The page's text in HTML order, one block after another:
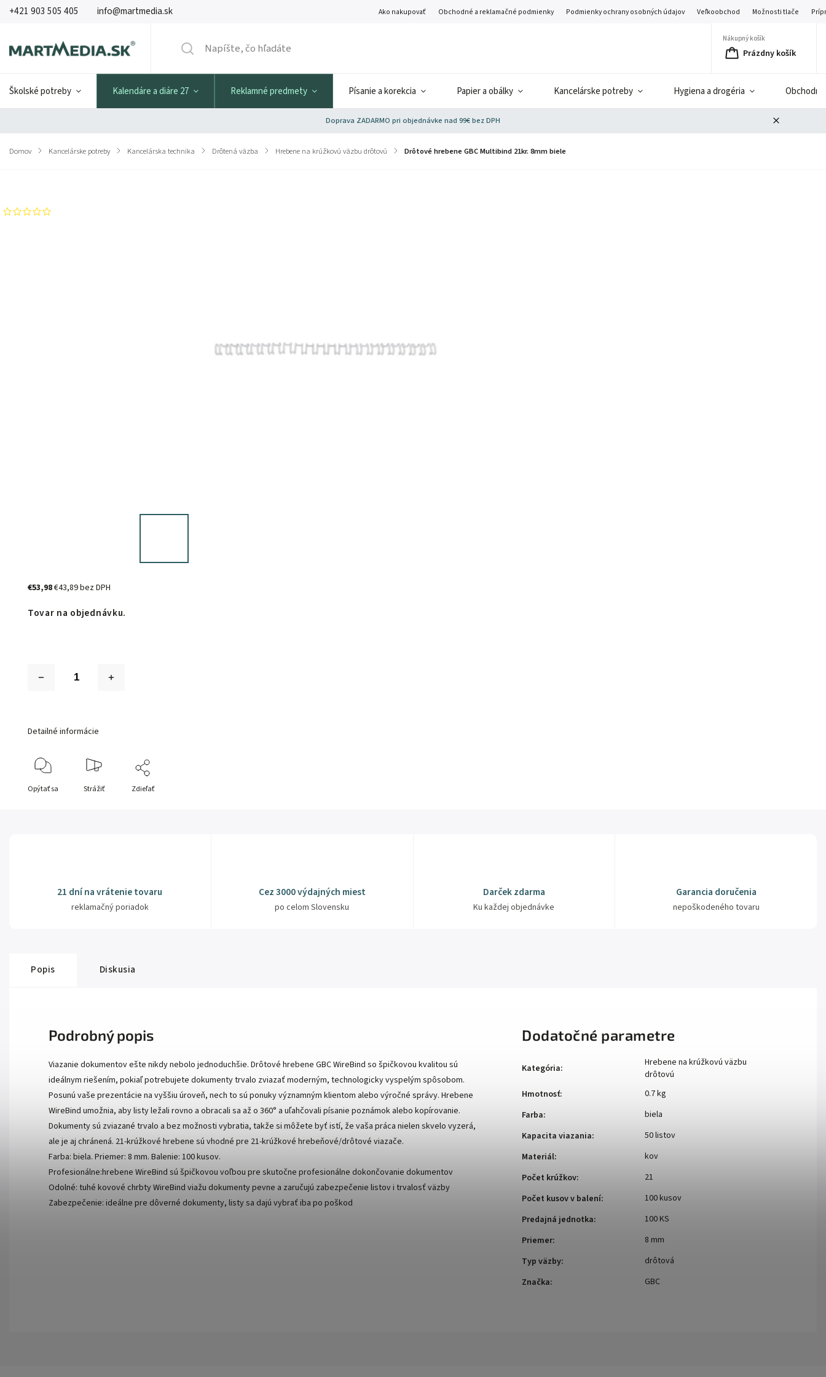
+421 903 505 405 info@martmedia.sk Ako nakupovať Obchodné a reklamačné podmienky Podmienky ochrany osobných údajov Veľkoobchod Možnosti tlače
Nákupný košík
Prázdny košík
Školské potreby Kalendáre a diáre 27 Reklamné predmety Písanie a korekcia Papier a obálky Kancelárske potreby Hygiena a drogéria
Doprava ZADARMO pri objednávke nad 99€ bez DPH
Domov / Kancelárske potreby / Kancelárska technika / Drôtená väzba / Hrebene na krúžkovú väzbu drôtovú / Drôtové hrebene GBC Multibind 21kr. 8mm biele
€53,98€43,89 bez DPH
Tovar na objednávku.
Detailné informácie
Opýtať sa Strážiť Zdieľať
21 dní na vrátenie tovaru
reklamačný poriadok
Cez 3000 výdajných miest
po celom Slovensku
Darček zdarma
Ku každej objednávke
Garancia doručenia
nepoškodeného tovaru
Popis Diskusia
Podrobný popis
Viazanie dokumentov ešte nikdy nebolo jednoduchšie. Drôtové hrebene GBC WireBind so špičkovou kvalitou sú
ideálnym riešením, pokiaľ potrebujete dokumenty trvalo zviazať moderným, technologicky vyspelým spôsobom.
Posunú vaše prezentácie na vyššiu úroveň, nech to sú ponuky významným klientom alebo výročné správy. Hrebene
WireBind umožnia, aby listy ležali rovno a obracali sa až o 360° a uľahčovali písanie poznámok alebo kopírovanie.
Dokumenty sú zviazané trvalo a bez možnosti vybratia, takže si môžete byť istí, že vaša práca nielen skvelo vyzerá,
ale je aj chránená. 21-krúžkové hrebene sú vhodné pre 21-krúžkové hrebeňové/drôtové viazače.
Farba: biela. Priemer: 8 mm. Balenie: 100 kusov.
Profesionálne:hrebene WireBind sú špičkovou voľbou pre skutočne profesionálne dokončovanie dokumentov
Odolné: tuhé kovové chrbty WireBind viažu dokumenty pevne a zaručujú zabezpečenie listov i trvalosť väzby
Zabezpečenie: ideálne pre dôverné dokumenty, listy sa dajú vybrať iba po poškod
Dodatočné parametre
Kategória:
Hrebene na krúžkovú väzbu
drôtovú
Hmotnosť:
0.7 kg
Farba:
biela
Kapacita viazania:
50 listov
Materiál:
kov
Počet krúžkov:
21
Počet kusov v balení:
100 kusov
Predajná jednotka:
100 KS
Priemer:
8 mm
Typ väzby:
drôtová
Značka: GBC